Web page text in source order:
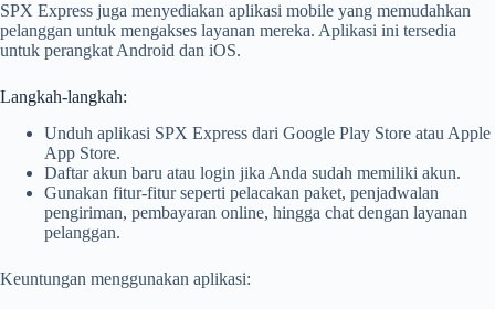
SPX Express juga menyediakan aplikasi mobile yang memudahkan
pelanggan untuk mengakses layanan mereka. Aplikasi ini tersedia
untuk perangkat Android dan iOS.
Langkah-langkah:
Unduh aplikasi SPX Express dari Google Play Store atau Apple
App Store.
Daftar akun baru atau login jika Anda sudah memiliki akun.
Gunakan fitur-fitur seperti pelacakan paket, penjadwalan
pengiriman, pembayaran online, hingga chat dengan layanan
pelanggan.
Keuntungan menggunakan aplikasi: